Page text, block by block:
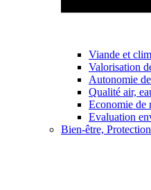
Viande et
Valorisation
Autonomie
Qualité air,
Economie de
Evaluation
Bien-être,